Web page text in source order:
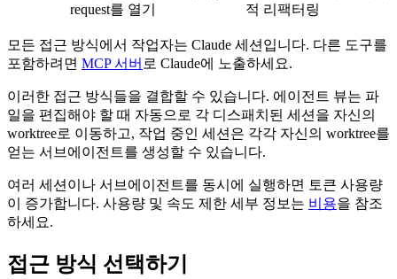
request를 열기
적 리팩터링
모든 접근 방식에서 작업자는 Claude 세션입니다. 다른 도구를
포함하려면 MCP 서버 로 Claude에 노출하세요.
이러한 접근 방식들을 결합할 수 있습니다. 에이전트 뷰는 파
일을 편집해야 할 때 자동으로 각 디스패치된 세션을 자신의
worktree로 이동하고, 작업 중인 세션은 각각 자신의 worktree를
얻는 서브에이전트를 생성할 수 있습니다.
여러 세션이나 서브에이전트를 동시에 실행하면 토큰 사용량
이 증가합니다. 사용량 및 속도 제한 세부 정보는 비용을 참조
하세요.
접근 방식 선택하기